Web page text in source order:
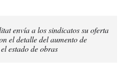
envía a los sindicatos su oferta
el detalle del aumento de
estado de obras